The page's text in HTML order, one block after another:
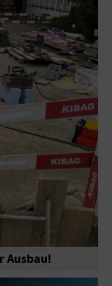
Ausbau!